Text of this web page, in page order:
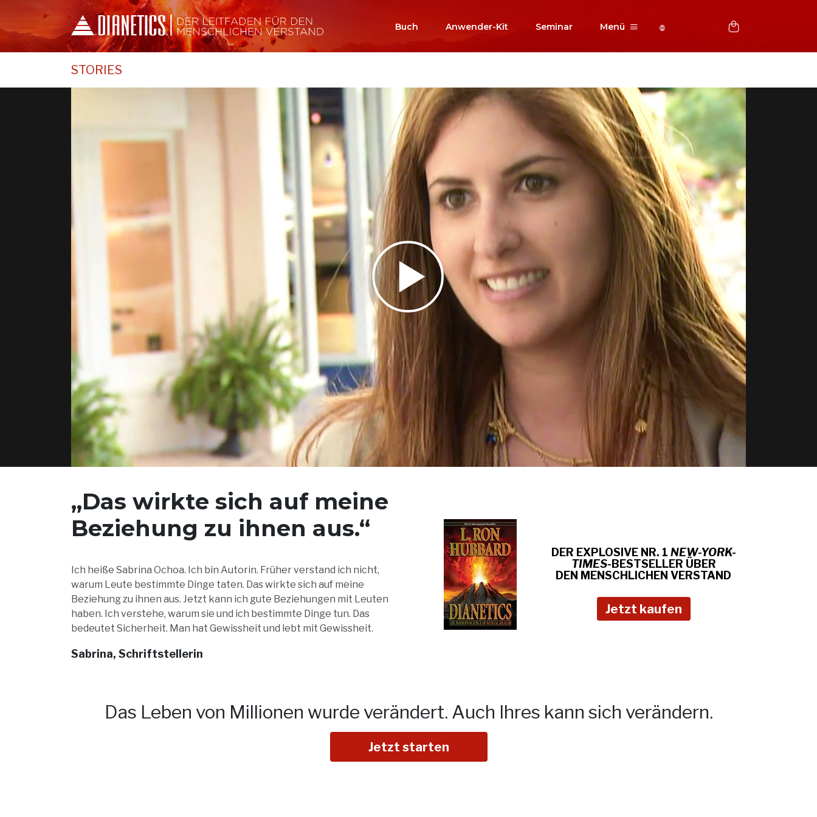
Buch Anwender-Kit Seminar Menü
STORIES
Play
Video
„Das wirkte sich auf meine
Beziehung zu ihnen aus.“
Ich heiße Sabrina Ochoa. Ich bin Autorin. Früher verstand ich nicht,
warum Leute bestimmte Dinge taten. Das wirkte sich auf meine
Beziehung zu ihnen aus. Jetzt kann ich gute Beziehungen mit Leuten
haben. Ich verstehe, warum sie und ich bestimmte Dinge tun. Das
bedeutet Sicherheit. Man hat Gewissheit und lebt mit Gewissheit.
Sabrina, Schriftstellerin
DER EXPLOSIVE NR. 1 NEW-YORK-
TIMES-BESTSELLER ÜBER
DEN MENSCHLICHEN VERSTAND
Jetzt kaufen
Das Leben von Millionen wurde verändert. Auch Ihres kann sich verändern.
Jetzt starten